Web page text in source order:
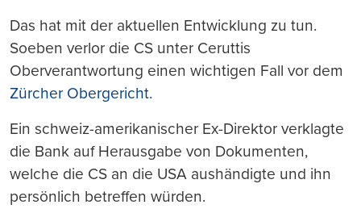
Das hat mit der aktuellen Entwicklung zu tun.
Soeben verlor die CS unter Ceruttis
Oberverantwortung einen wichtigen Fall vor dem
Zürcher Obergericht.
Ein schweiz-amerikanischer Ex-Direktor verklagte
die Bank auf Herausgabe von Dokumenten,
welche die CS an die USA aushändigte und ihn
persönlich betreffen würden.